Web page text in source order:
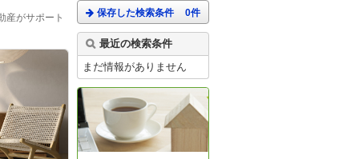
産がサポート 保存した検索条件 0件
最近の検索条件
まだ情報がありません